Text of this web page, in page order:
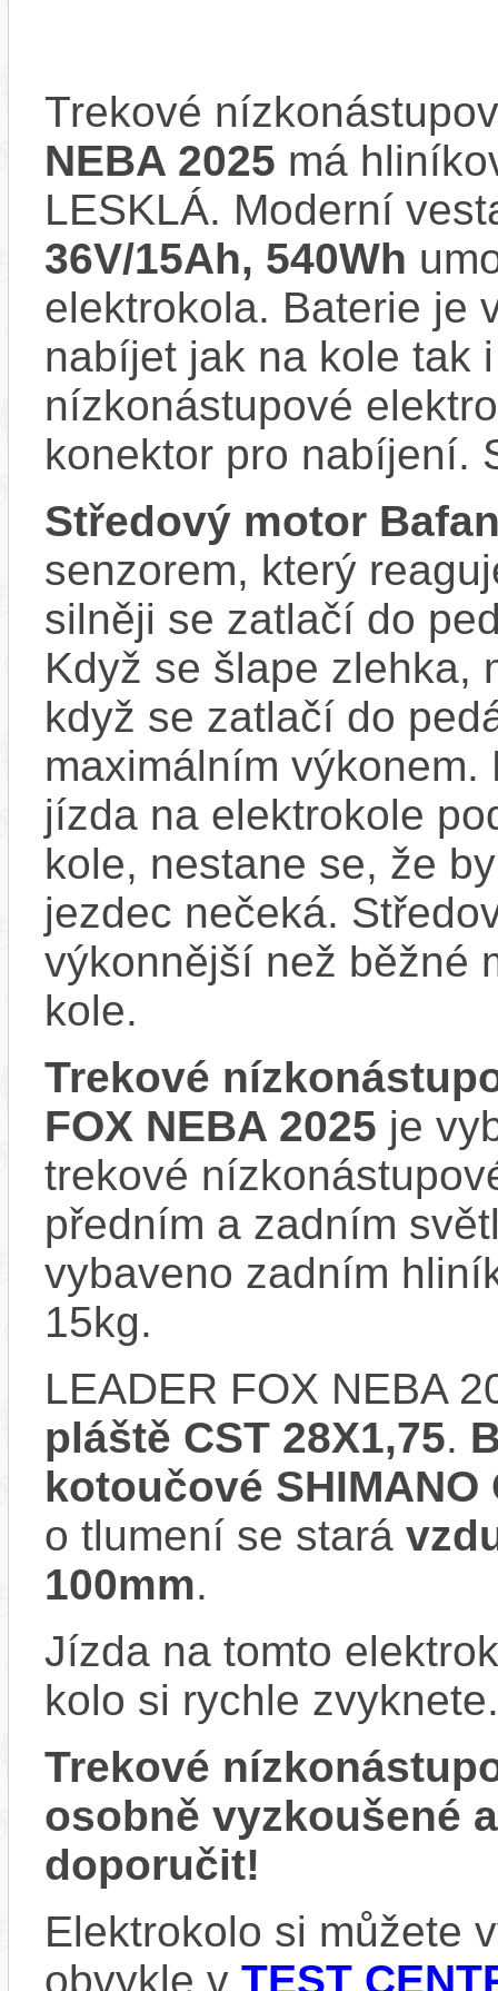
Trekové
NEBA 2025 má
LESKLÁ. Moderní
36V/15Ah, 540Wh
elektrokola. Baterie je
nabíjet jak na kole tak
nízkonástupové
konektor pro nabíjení.
Středový motor
senzorem, který
silněji se zatlačí do
Když se šlape zlehka,
když se zatlačí do
maximálním
jízda na elektrokole
kole, nestane se, že
jezdec nečeká.
výkonnější než běžné
kole.
Trekové
FOX NEBA 2025 je
trekové
předním a zadním
vybaveno zadním
15kg.
LEADER FOX NEBA
pláště CST 28X1,75.
kotoučové SHIMANO
o tlumení se stará
100mm.
Jízda na tomto
kolo si rychle zvyknete.
Trekové
osobně vyzkoušené
doporučit!
Elektrokolo si můžete
obvykle v TEST